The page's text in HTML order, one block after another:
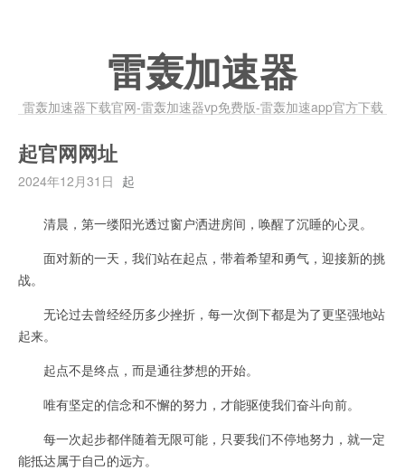
雷轰加速器
雷轰加速器下载官网-雷轰加速器vp免费版-雷轰加速app官方下载
起官网网址
2024年12月31日 起
清晨，第一缕阳光透过窗户洒进房间，唤醒了沉睡的心灵。
面对新的一天，我们站在起点，带着希望和勇气，迎接新的挑
战。
无论过去曾经经历多少挫折，每一次倒下都是为了更坚强地站
起来。
起点不是终点，而是通往梦想的开始。
唯有坚定的信念和不懈的努力，才能驱使我们奋斗向前。
每一次起步都伴随着无限可能，只要我们不停地努力，就一定
能抵达属于自己的远方。